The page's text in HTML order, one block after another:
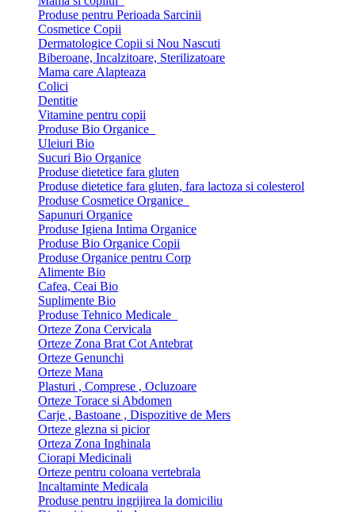
Produse pentru Perioada Sarcinii
Cosmetice Copii
Dermatologice Copii si Nou Nascuti
Biberoane, Incalzitoare, Sterilizatoare
Mama care Alapteaza
Colici
Dentitie
Vitamine pentru copii
Produse Bio Organice
Uleiuri Bio
Sucuri Bio Organice
Produse dietetice fara gluten
Produse dietetice fara gluten, fara lactoza si colesterol
Produse Cosmetice Organice
Sapunuri Organice
Produse Igiena Intima Organice
Produse Bio Organice Copii
Produse Organice pentru Corp
Alimente Bio
Cafea, Ceai Bio
Suplimente Bio
Produse Tehnico Medicale
Orteze Zona Cervicala
Orteze Zona Brat Cot Antebrat
Orteze Genunchi
Orteze Mana
Plasturi , Comprese , Ocluzoare
Orteze Torace si Abdomen
Carje , Bastoane , Dispozitive de Mers
Orteze glezna si picior
Orteza Zona Inghinala
Ciorapi Medicinali
Orteze pentru coloana vertebrala
Incaltaminte Medicala
Produse pentru ingrijirea la domiciliu